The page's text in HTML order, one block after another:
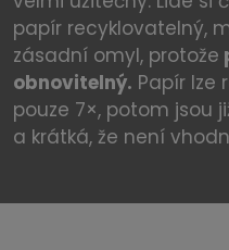
papír recyklovatelný,
zásadní omyl, protože
obnovitelný. Papír lze
pouze 7×, potom jsou
a krátká, že není